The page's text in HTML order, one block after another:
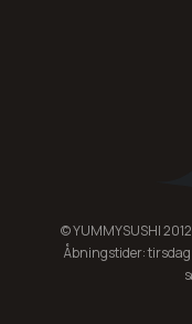
© YUMMYSUSHI
Åbningstider: